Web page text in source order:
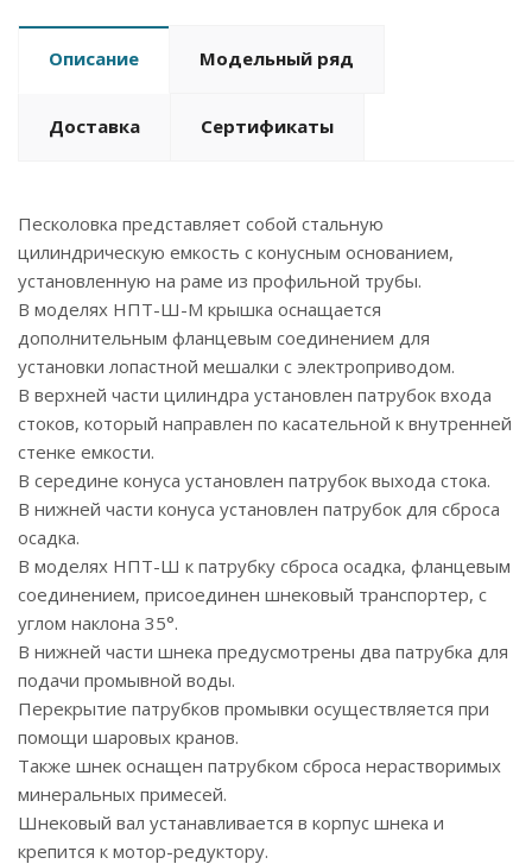
Описание Модельный ряд
Доставка Сертификаты
Песколовка представляет собой стальную
цилиндрическую емкость с конусным основанием,
установленную на раме из профильной трубы.
В моделях НПТ-Ш-М крышка оснащается
дополнительным фланцевым соединением для
установки лопастной мешалки с электроприводом.
В верхней части цилиндра установлен патрубок входа
стоков, который направлен по касательной к внутренней
стенке емкости.
В середине конуса установлен патрубок выхода стока.
В нижней части конуса установлен патрубок для сброса
осадка.
В моделях НПТ-Ш к патрубку сброса осадка, фланцевым
соединением, присоединен шнековый транспортер, с
углом наклона 35°.
В нижней части шнека предусмотрены два патрубка для
подачи промывной воды.
Перекрытие патрубков промывки осуществляется при
помощи шаровых кранов.
Также шнек оснащен патрубком сброса нерастворимых
минеральных примесей.
Шнековый вал устанавливается в корпус шнека и
крепится к мотор-редуктору.